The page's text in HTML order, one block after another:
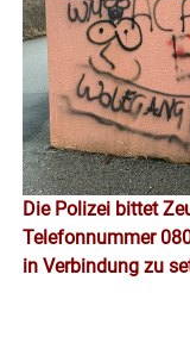
Die Polizei bittet
Telefonnummer
in Verbindung zu